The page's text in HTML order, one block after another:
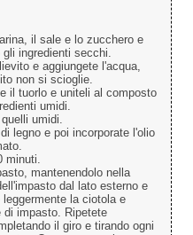
il sale e lo zucchero e
ingredienti secchi.
e aggiungete l'acqua,
non si scioglie.
il tuorlo e uniteli al composto
umidi.
umidi.
legno e poi incorporate l'olio
minuti.
mantenendolo nella
dal lato esterno e
la ciotola e
di impasto. Ripetete
il giro e tirando ogni